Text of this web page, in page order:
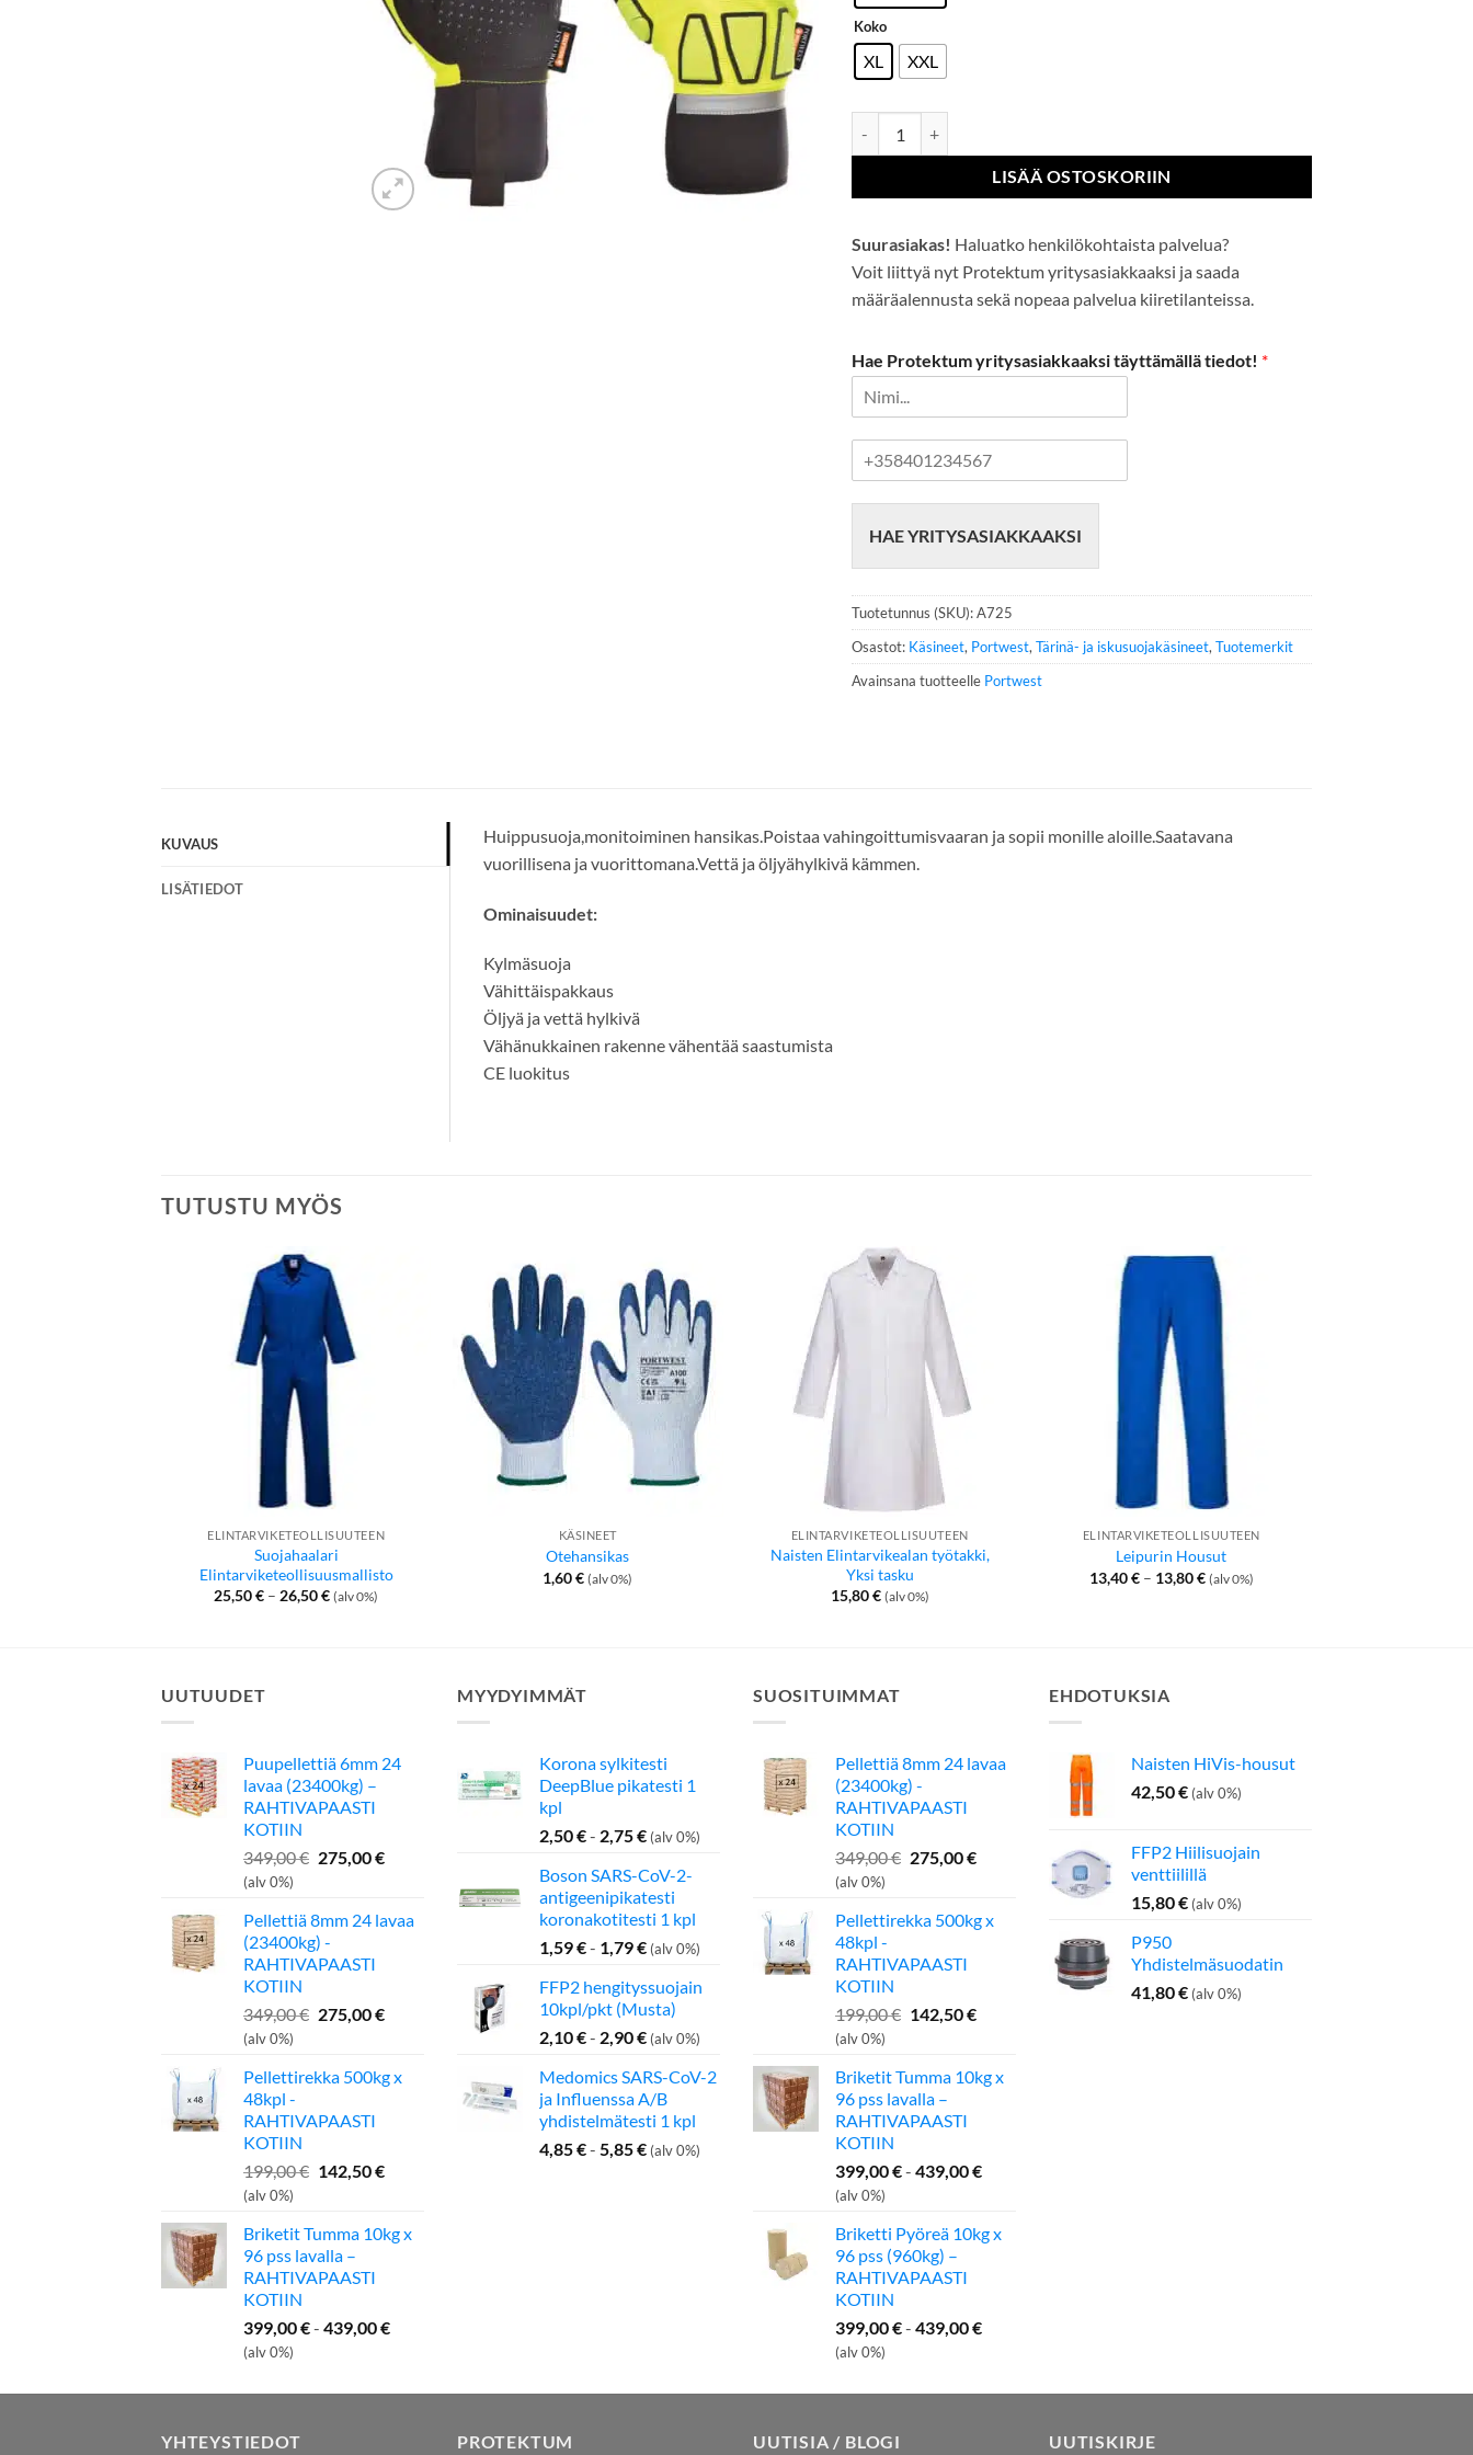
Koko
XL XXL
LISÄÄ OSTOSKORIIN
Suurasiakas! Haluatko henkilökohtaista palvelua?
Voit liittyä nyt Protektum yritysasiakkaaksi ja saada
määräalennusta sekä nopeaa palvelua kiiretilanteissa.
Hae Protektum yritysasiakkaaksi täyttämällä tiedot! *
n
u
m
e
r
HAE YRITYSASIAKKAAKSI
Tuotetunnus (SKU):A725
Osastot: Käsineet, Portwest, Tärinä- ja iskusuojakäsineet, Tuotemerkit
Avainsana tuotteelle Portwest
KUVAUS
LISÄTIEDOT
Huippusuoja,monitoiminen hansikas.Poistaa vahingoittumisvaaran ja sopii monille aloille.Saatavana
vuorillisena ja vuorittomana.Vettä ja öljyähylkivä kämmen.
Ominaisuudet:
Kylmäsuoja
Vähittäispakkaus
Öljyä ja vettä hylkivä
Vähänukkainen rakenne vähentää saastumista
CE luokitus
TUTUSTU MYÖS
ELINTARVIKETEOLLISUUTEEN
Suojahaalari
Elintarviketeollisuusmallisto
25,50€ – 26,50€Hintaluokka:
25,50 €
(alv 0%)
KÄSINEET
Otehansikas
1,60€ (alv 0%)
ELINTARVIKETEOLLISUUTEEN
Naisten Elintarvikealan työtakki,
Yksi tasku
15,80€ (alv 0%)
ELINTARVIKETEOLLISUUTEEN
Leipurin Housut
13,40€ – 13,80€Hintaluokka:
13,40 €
(alv 0%)
UUTUUDET
Puupellettiä 6mm 24
lavaa (23400kg) –
RAHTIVAPAASTI
KOTIIN
349,00€ Alkuperäinen
349,00 €.
275,00€Nykyinen
275,00 €.
(alv 0%)
Pellettiä 8mm 24 lavaa
(23400kg) -
RAHTIVAPAASTI
KOTIIN
349,00€ Alkuperäinen
349,00 €.
275,00€Nykyinen
275,00 €.
(alv 0%)
Pellettirekka 500kg x
48kpl -
RAHTIVAPAASTI
KOTIIN
199,00€ Alkuperäinen
199,00 €.
142,50€Nykyinen
142,50 €.
(alv 0%)
Briketit Tumma 10kg x
96 pss lavalla –
RAHTIVAPAASTI
KOTIIN
399,00€- 439,00€
(alv 0%)
MYYDYIMMÄT
Korona sylkitesti
DeepBlue pikatesti 1
kpl
2,50€- 2,75€ (alv 0%)
Boson SARS-CoV-2-
antigeenipikatesti
koronakotitesti 1 kpl
1,59€- 1,79€ (alv 0%)
FFP2 hengityssuojain
10kpl/pkt (Musta)
2,10€- 2,90€ (alv 0%)
Medomics SARS-CoV-2
ja Influenssa A/B
yhdistelmätesti 1 kpl
4,85€- 5,85€ (alv 0%)
SUOSITUIMMAT
Pellettiä 8mm 24 lavaa
(23400kg) -
RAHTIVAPAASTI
KOTIIN
349,00€ Alkuperäinen
349,00 €.
275,00€Nykyinen
275,00 €.
(alv 0%)
Pellettirekka 500kg x
48kpl -
RAHTIVAPAASTI
KOTIIN
199,00€ Alkuperäinen
199,00 €.
142,50€Nykyinen
142,50 €.
(alv 0%)
Briketit Tumma 10kg x
96 pss lavalla –
RAHTIVAPAASTI
KOTIIN
399,00€- 439,00€
(alv 0%)
Briketti Pyöreä 10kg x
96 pss (960kg) –
RAHTIVAPAASTI
KOTIIN
399,00€- 439,00€
(alv 0%)
EHDOTUKSIA
Naisten HiVis-housut
42,50€ (alv 0%)
FFP2 Hiilisuojain
venttiilillä
15,80€ (alv 0%)
P950
Yhdistelmäsuodatin
41,80€ (alv 0%)
YHTEYSTIEDOT PROTEKTUM UUTISIA / BLOGI UUTISKIRJE